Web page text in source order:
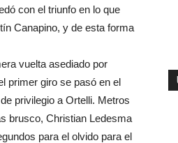
con el triunfo en lo que
Canapino, y de esta forma
vuelta asediado por
primer giro se pasó en el
privilegio a Ortelli. Metros
brusco, Christian Ledesma
para el olvido para el